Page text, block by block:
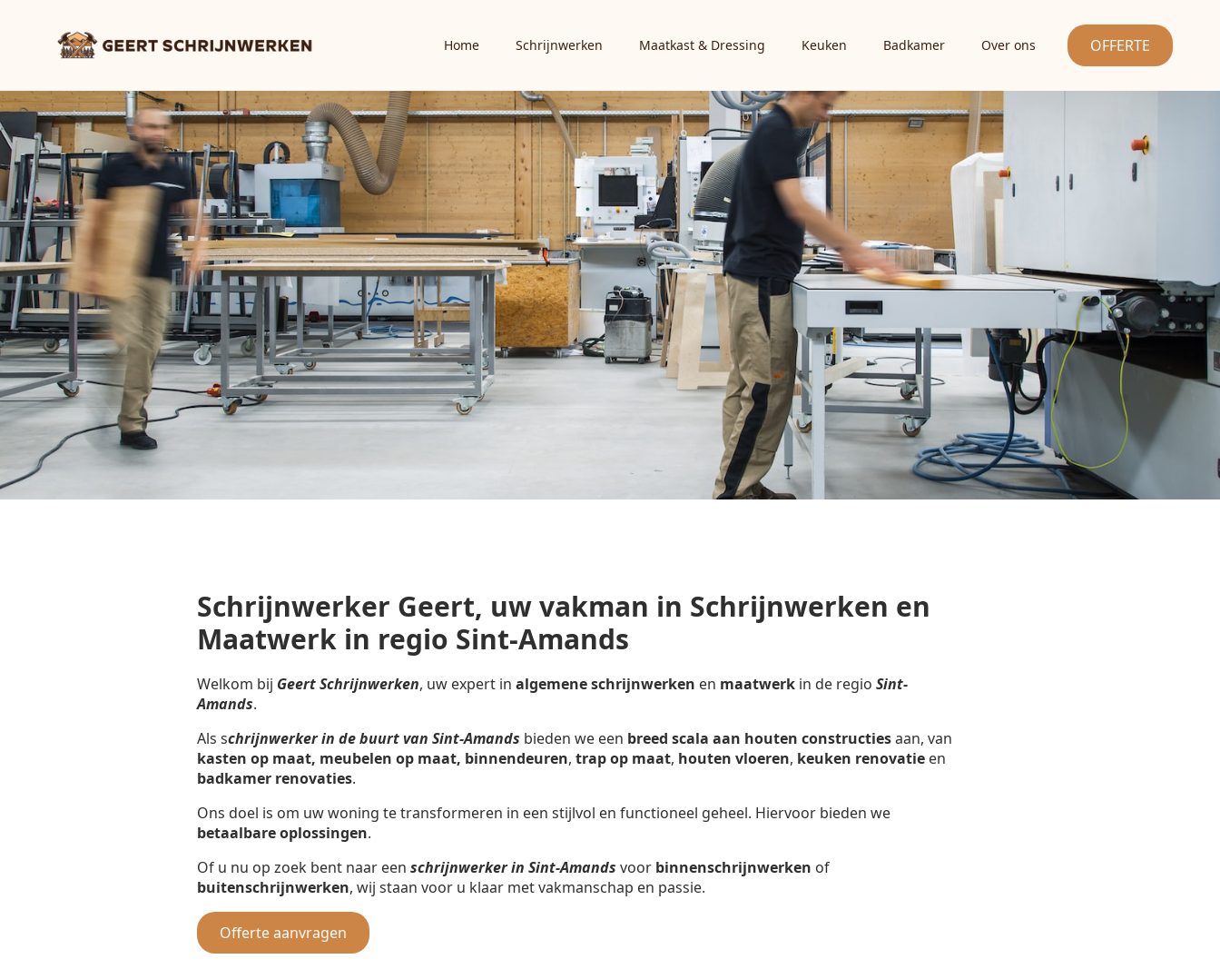
Home Schrijnwerken Maatkast & Dressing Keuken Badkamer Over ons OFFERTE
Schrijnwerker Geert, uw vakman in Schrijnwerken en
Maatwerk in regio Sint-Amands
Welkom bij Geert Schrijnwerken, uw expert in algemene schrijnwerken en maatwerkin de regio Sint-
Amands.
Als schrijnwerker in de buurt van Sint-Amands bieden we een breed scala aan houten constructiesaan, van
kasten op maat, meubelen op maat, binnendeuren, trap op maat, houten vloeren, keuken renovatieen
badkamer renovaties.
Ons doel is om uw woning te transformeren in een stijlvol en functioneel geheel. Hiervoor bieden we
betaalbare oplossingen.
Of u nu op zoek bent naar een schrijnwerker in Sint-Amands voor binnenschrijnwerken of
buitenschrijnwerken, wij staan voor u klaar met vakmanschap en passie.
Offerte aanvragen